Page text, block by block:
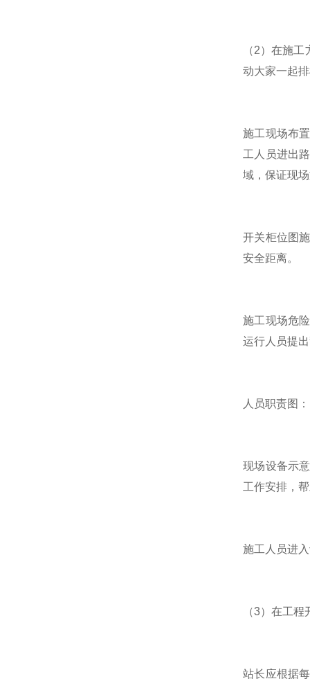
（2）在施
动大家一起
施工现场布
工人员进出
域，保证现
开关柜位图
安全距离。
施工现场危
运行人员提
人员职责图
现场设备示
工作安排，
施工人员进
（3）在工
站长应根据